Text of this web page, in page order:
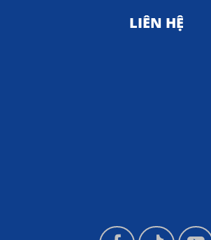
LIÊN HỆ